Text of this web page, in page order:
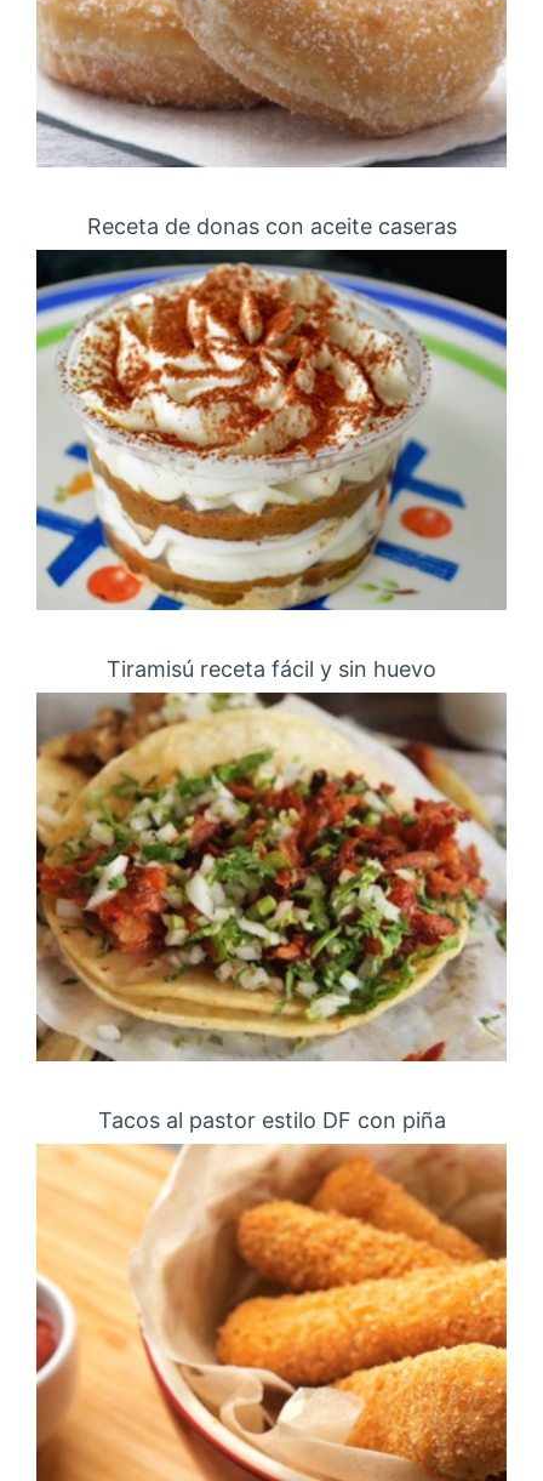
Receta de donas con aceite caseras
Tiramisú receta fácil y sin huevo
Tacos al pastor estilo DF con piña